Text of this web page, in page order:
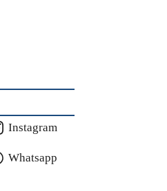
Instagram
Whatsapp